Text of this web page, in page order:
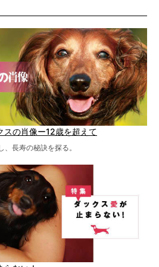
治療により、歩けなかった子が投与37日で
スの肖像ー12歳を超えて
長寿の秘訣を探る。